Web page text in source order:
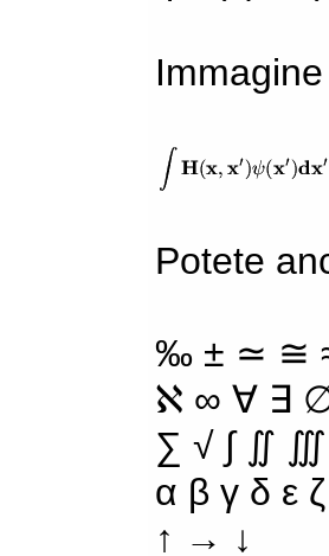
Potete
‰ ± ≃ ≅
ℵ ∞ ∀ ∃
∑ √ ∫ ∬
α β γ δ ε
↑ → ↓